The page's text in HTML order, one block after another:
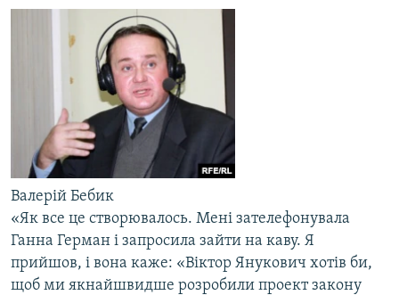
Валерій Бебик
«Як все це створювалось. Мені зателефонувала
Ганна Герман і запросила зайти на каву. Я
прийшов, і вона каже: «Віктор Янукович хотів би,
щоб ми якнайшвидше розробили проект закону